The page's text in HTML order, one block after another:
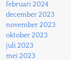
februari 2024
december 2023
november 2023
oktober 2023
juli 2023
mei 2023